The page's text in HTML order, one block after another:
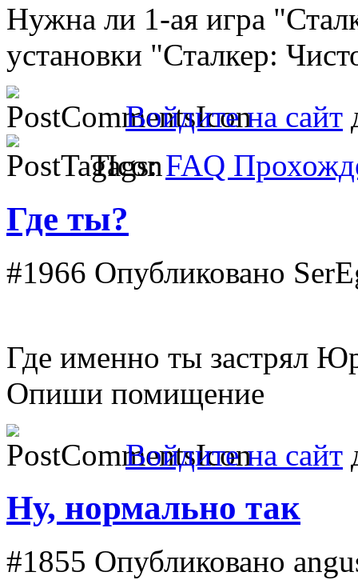
Нужна ли 1-ая игра
установки "Сталкер:
Войдите на сайт
Tags:FAQ
Где ты?
#1966 Опубликовано
Где именно ты застрял
Опиши помищение
Войдите на сайт
Ну, нормально так
#1855 Опубликовано